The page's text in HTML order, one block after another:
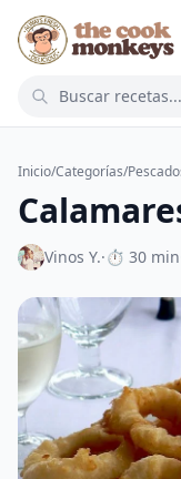
Inicio/Categorías/
Vinos Y.·⏱ 30 min